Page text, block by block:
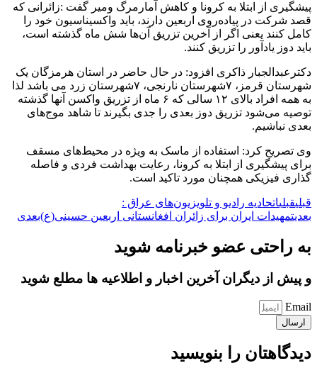
پیشگیری از ابتلا به کرونا و کاهش آمارمرگ ومیر گفت :زائرانی که
قصد شرکت در پیاده‌روی اربعین دارند، باید واکسیناسیون خود را
کامل کنند یعنی اگر از آخرین تزریق آن‌ها شش ماه گذشته است،
باید دوز یادآور را تزریق کنند.
دکترعبدالجبار ذاکری افزود: در حال حاضر در استان هرمزگان یک
شهرستان قرمز، ۷شهرستان نارنجی، ۷شهرستان زرد می باشد لذا
به همه افراد بالای ۱۲ سالی که ۶ ماه از تزریق واکسن آنها گذشته
توصیه می‌شود تزریق دوز بعدی را جدی بگیرند تا شاهد موج‌های
بعدی نباشیم.
وی تصریح کرد: استفاده از ماسک به ویژه در محیط‌های مسقف
برای پیشگیری از ابتلا به کرونا، رعایت بهداشت فردی و فاصله
گذاری فیزیکی همچنان مورد تاکید است.
قبلیقبلیاتحادیه رادیو و تلویزیون‌های عراق :
بعدیتمهیدات ایران برای زائران افغانستانی اربعین حسینی(ع)بعدی
به راحتی عضو خبرنامه شوید
و پیش از دیگران آخرین اخبار و اطلاعیه ها مطلع شوید
Email
ارسال
دیدگاهتان را بنویسید